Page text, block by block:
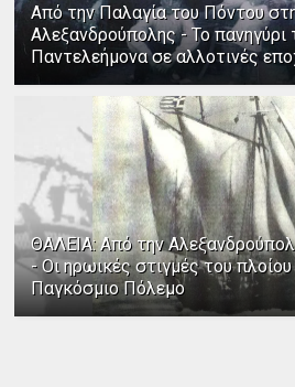
Από την Παλαγία του Πόντου
Αλεξανδρούπολης - Το πανηγύρι
Παντελεήμονα σε αλλοτινές
ΘΑΛΕΙΑ: Από την
- Οι ηρωικές στιγμές του
Παγκόσμιο Πόλεμο